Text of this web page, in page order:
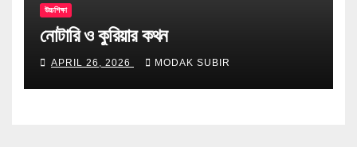
উচ্চশিক্ষা
নোটারি ও কুরিয়ার কথন
APRIL 26, 2026 MODAK SUBIR